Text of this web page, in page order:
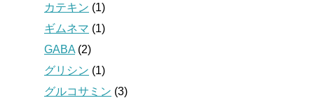
カテキン (1)
ギムネマ (1)
GABA (2)
グリシン (1)
グルコサミン (3)